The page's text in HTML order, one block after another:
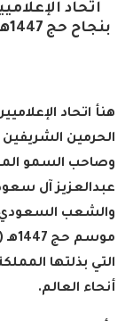
اتحاد
هنأ اتحاد
الحرمين
وصاحب السمو
عبدالعزيز آل
والشعب السعودي،
التي بذلتها
أنحاء العالم.